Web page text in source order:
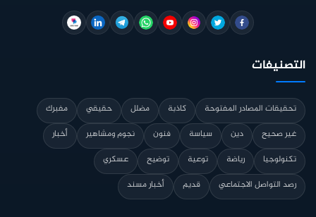
التصنيفات
تحقيقات المصادر المفتوحة كاذبة مضلل حقيقي
مفبرك
غير صحيح
دين سياسة فنون نجوم ومشاهير
أخبار
تكنولوجيا
رياضة توعية توضيح
عسكري
رصد التواصل الاجتماعي
قديم أخبار مسند